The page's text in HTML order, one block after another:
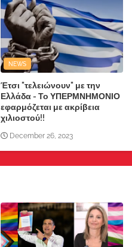
NEWS
Έτσι "τελειώνουν" με την
Ελλάδα - Το ΥΠΕΡΜΝΗΜΟΝΙΟ
εφαρμόζεται με ακρίβεια
χιλιοστού!!
December 26, 2023